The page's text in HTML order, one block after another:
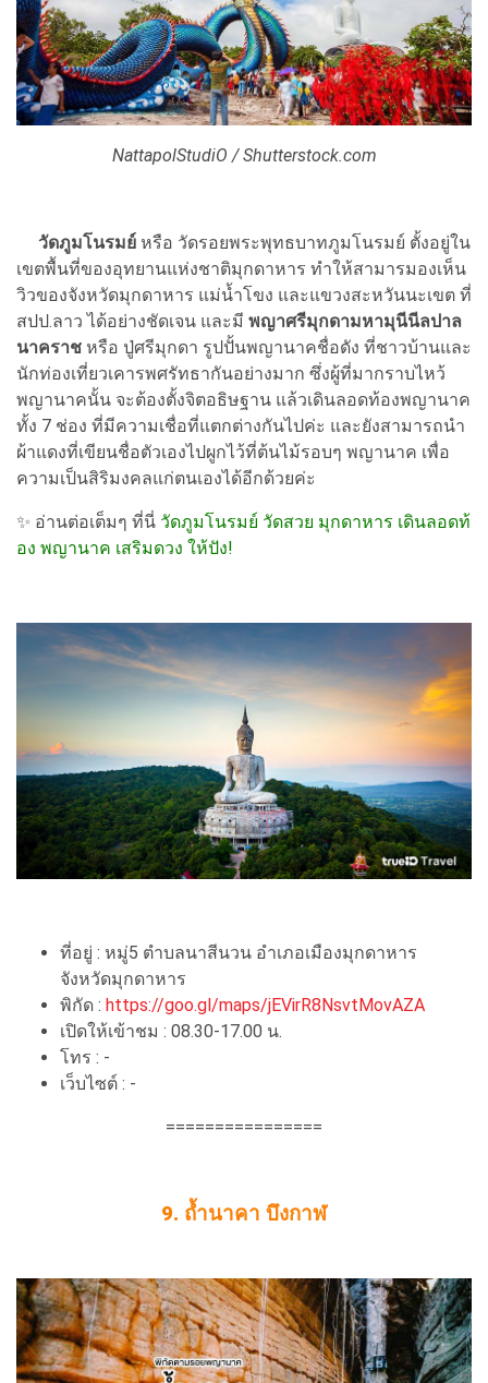
NattapolStudiO / Shutterstock.com
วัดภูมโนรมย์ หรือ วัดรอยพระพุทธบาทภูมโนรมย์ ตั้งอยู่ใน
เขตพื้นที่ของอุทยานแห่งชาติมุกดาหาร ทำให้สามารมองเห็น
วิวของจังหวัดมุกดาหาร แม่น้ำโขง และแขวงสะหวันนะเขต ที่
สปป.ลาว ได้อย่างชัดเจน และมี พญาศรีมุกดามหามุนีนีลปาล
นาคราช หรือ ปู่ศรีมุกดา รูปปั้นพญานาคชื่อดัง ที่ชาวบ้านและ
นักท่องเที่ยวเคารพศรัทธากันอย่างมาก ซึ่งผู้ที่มากราบไหว้
พญานาคนั้น จะต้องตั้งจิตอธิษฐาน แล้วเดินลอดท้องพญานาค
ทั้ง 7 ช่อง ที่มีความเชื่อที่แตกต่างกันไปค่ะ และยังสามารถนำ
ผ้าแดงที่เขียนชื่อตัวเองไปผูกไว้ที่ต้นไม้รอบๆ พญานาค เพื่อ
ความเป็นสิริมงคลแก่ตนเองได้อีกด้วยค่ะ
✨ อ่านต่อเต็มๆ ที่นี่ วัดภูมโนรมย์ วัดสวย มุกดาหาร เดินลอดท้
อง พญานาค เสริมดวง ให้ปัง!
ที่อยู่ : หมู่5 ตำบลนาสีนวน อำเภอเมืองมุกดาหาร
จังหวัดมุกดาหาร
พิกัด : https://goo.gl/maps/jEVirR8NsvtMovAZA
เปิดให้เข้าชม : 08.30-17.00 น.
โทร : -
เว็บไซต์ : -
================
9. ถ้ำนาคา บึงกาฬ